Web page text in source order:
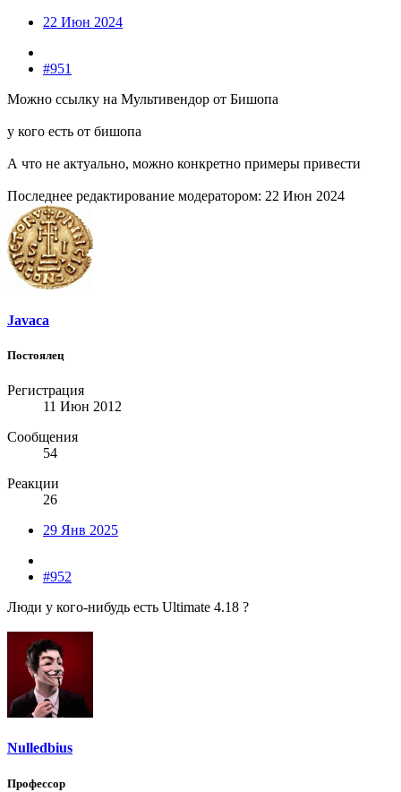
22 Июн 2024
#951
Можно ссылку на Мультивендор от Бишопа
у кого есть от бишопа
А что не актуально, можно конкретно примеры привести
Последнее редактирование модератором: 22 Июн 2024
Javaca
Постоялец
Регистрация
11 Июн 2012
Сообщения
54
Реакции
26
29 Янв 2025
#952
Люди у кого-нибудь есть Ultimate 4.18 ?
Nulledbius
Профессор